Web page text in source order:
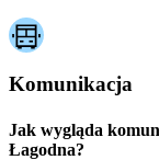
Komunikacja
Jak wygląda
Łagodna?